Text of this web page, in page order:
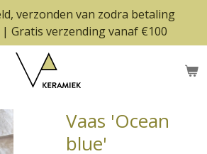
verzonden van zodra betaling
Gratis verzending vanaf €100
Vaas 'Ocean
blue'